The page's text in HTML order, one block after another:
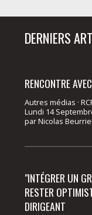
DERNIERS
RENCONTRE
Autres médias ·
Lundi 14
parNicolas
"INTÉGRER UN
RESTER
DIRIGEANT